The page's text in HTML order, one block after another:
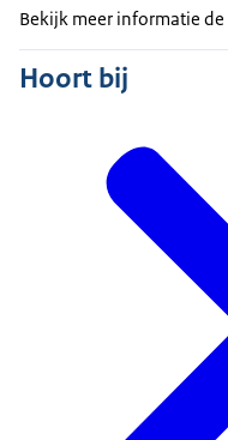
Bekijk meer informatie de
Hoort bij